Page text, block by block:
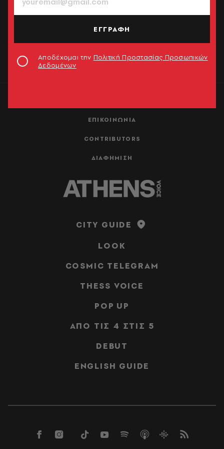
ΕΠΙΚΟΙΝΩΝΙΑ
CONTRIBUTORS
ΔΙΑΦΗΜΙΣΗ
Αποδέχομαι τηνΠολιτική Προστασίας Προσωπικών
CITY GUIDE
LOOK
COSMIC TELEGRAM
THESS VOICE
POP UP
ΑΠΟ ΤΙΣ 4 ΣΤΙΣ 5
DEBUT
ENGLISH GUIDE
ΕΓΓΡΑΦΗ
Αποδέχομαι την Πολιτική Προστασίας Προσωπικών
Δεδομένων